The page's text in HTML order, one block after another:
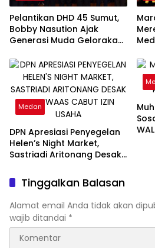
Pelantikan DHD 45 Sumut,
Bobby Nasution Ajak
Generasi Muda Gelorakan
Medan
DPN Apresiasi Penyegelan
Helen’s Night Market,
Sastriadi Aritonang Desak
UsahaTinggalkan Balasan
Alamat email Anda tidak akan
wajib ditandai *